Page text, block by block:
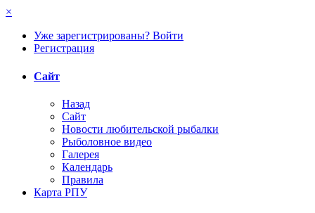
×
Уже зарегистрированы? Войти
Регистрация
Сайт
Назад
Сайт
Новости любительской рыбалки
Рыболовное видео
Галерея
Календарь
Правила
Карта РПУ